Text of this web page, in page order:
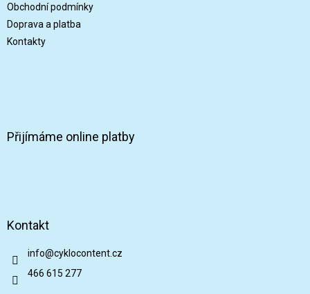
Obchodní podmínky
Doprava a platba
Kontakty
Přijímáme online platby
Kontakt
info@cyklocontent.cz
466 615 277